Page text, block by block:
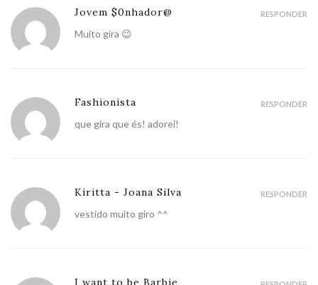
Jovem $0nhador@
Muito gira 😉
RESPONDER
Fashionista
que gira que és! adorei!
RESPONDER
Kiritta - Joana Silva
vestido muito giro ^^
RESPONDER
I want to be Barbie